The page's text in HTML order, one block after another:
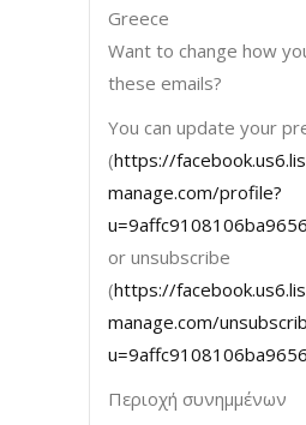
Greece
Want to change how
these emails?
You can update your
(https://
manage.com/profile?
or unsubscribe
(https://
manage.com/
Περιοχή συνημμένων